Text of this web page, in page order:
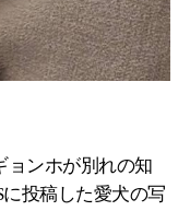
ョンホが別れの知
投稿した愛犬の写